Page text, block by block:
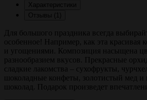
Характеристики
Отзывы (1)
Для большого праздника всегда
особенное! Например, как эта красивая
и угощениями. Композиция насыщена
разнообразием вкусов. Прекрасные
сладкие лакомства – сухофрукты,
шоколадные конфеты, золотистый мед и
шоколад. Подарок произведет